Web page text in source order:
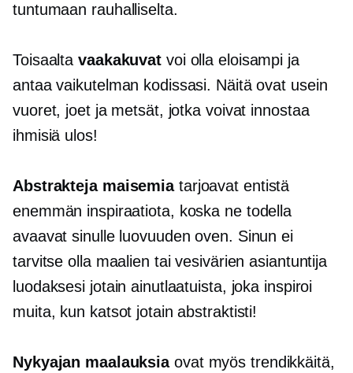
tuntumaan rauhalliselta.
Toisaalta vaakakuvat voi olla eloisampi ja
antaa vaikutelman kodissasi. Näitä ovat usein
vuoret, joet ja metsät, jotka voivat innostaa
ihmisiä ulos!
Abstrakteja maisemiatarjoavat entistä
enemmän inspiraatiota, koska ne todella
avaavat sinulle luovuuden oven. Sinun ei
tarvitse olla maalien tai vesivärien asiantuntija
luodaksesi jotain ainutlaatuista, joka inspiroi
muita, kun katsot jotain abstraktisti!
Nykyajan maalauksiaovat myös trendikkäitä,